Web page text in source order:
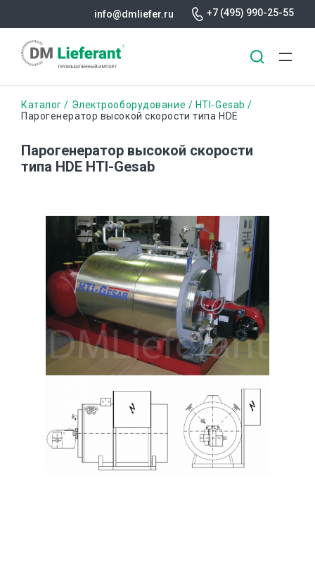
содержанию
info@dmliefer.ru +7 (495) 990-25-55
Строка
Каталог Электрооборудование
HTI-Gesab
Парогенератор высокой скорости типа HDE
Парогенератор высокой скорости
типа HDE HTI-Gesab